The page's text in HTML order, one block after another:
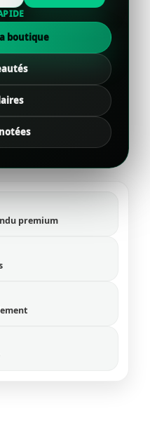
boutique
premium